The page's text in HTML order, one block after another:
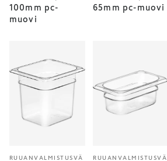
100mm pc-
muovi
65mm pc-muovi
RUUANVALMISTUSVÄ RUUANVALMISTUSVÄ